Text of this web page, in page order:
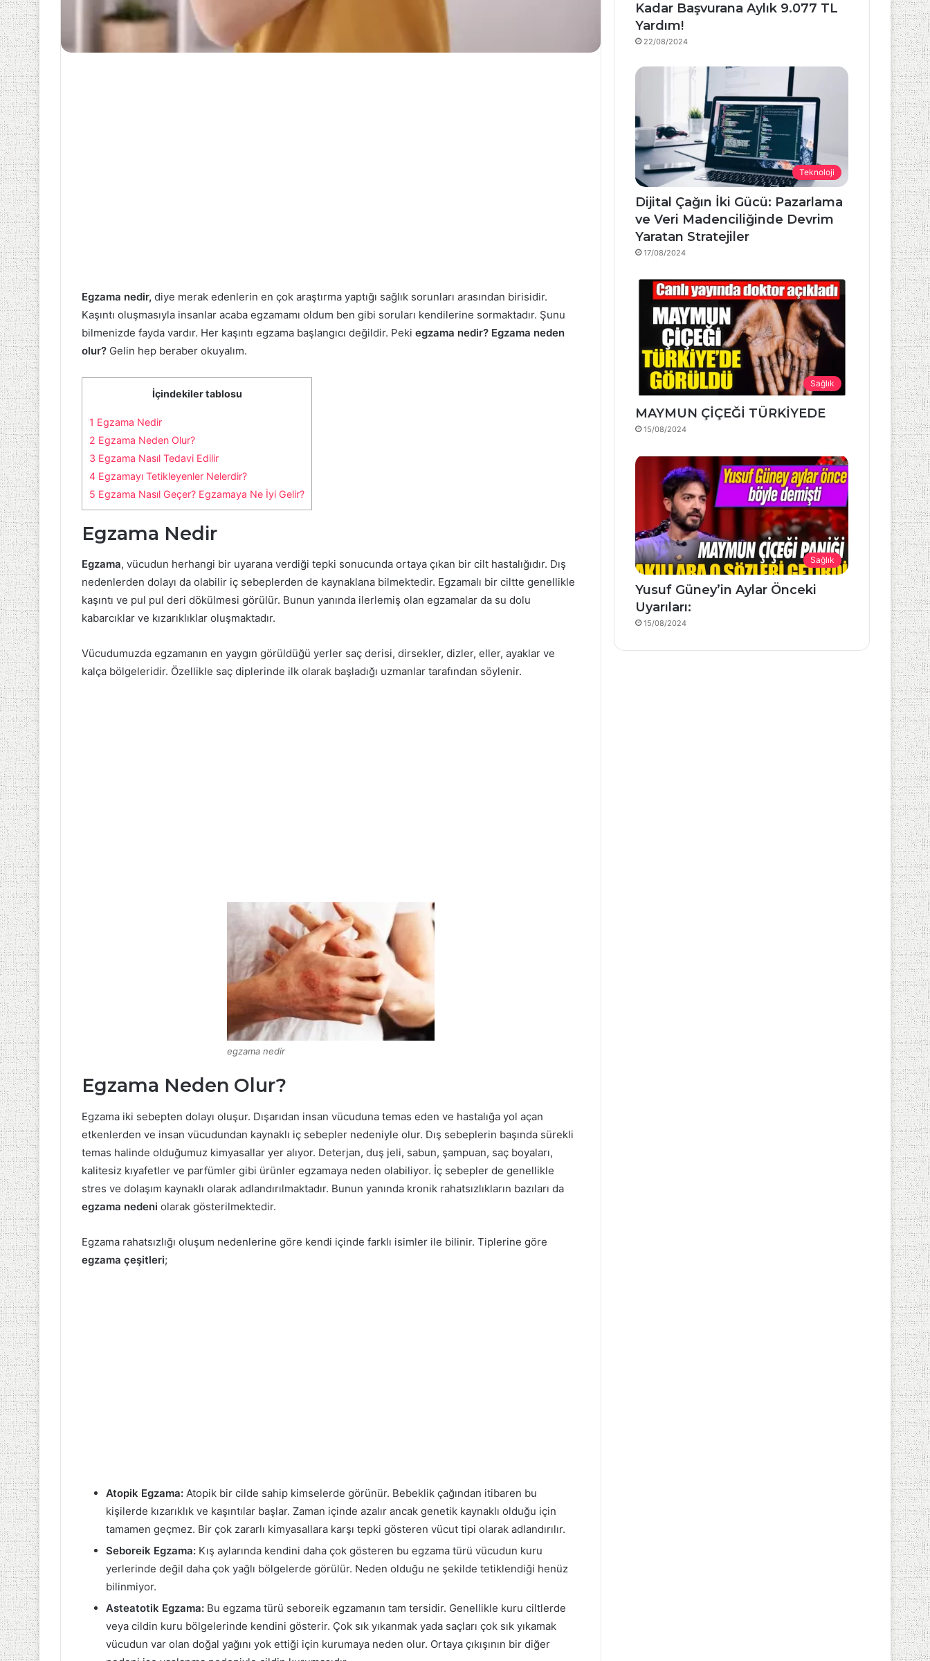
Egzama nedir, diye merak edenlerin en çok araştırma yaptığı sağlık sorunları arasından birisidir.
Kaşıntı oluşmasıyla insanlar acaba egzamamı oldum ben gibi soruları kendilerine sormaktadır. Şunu
bilmenizde fayda vardır. Her kaşıntı egzama başlangıcı değildir. Peki egzama nedir? Egzama neden
olur? Gelin hep beraber okuyalım.
İçindekiler tablosu
1 Egzama Nedir
2 Egzama Neden Olur?
3 Egzama Nasıl Tedavi Edilir
4 Egzamayı Tetikleyenler Nelerdir?
5 Egzama Nasıl Geçer? Egzamaya Ne İyi Gelir?
Egzama Nedir
Egzama, vücudun herhangi bir uyarana verdiği tepki sonucunda ortaya çıkan bir cilt hastalığıdır. Dış
nedenlerden dolayı da olabilir iç sebeplerden de kaynaklana bilmektedir. Egzamalı bir ciltte genellikle
kaşıntı ve pul pul deri dökülmesi görülür. Bunun yanında ilerlemiş olan egzamalar da su dolu
kabarcıklar ve kızarıklıklar oluşmaktadır.
Vücudumuzda egzamanın en yaygın görüldüğü yerler saç derisi, dirsekler, dizler, eller, ayaklar ve
kalça bölgeleridir. Özellikle saç diplerinde ilk olarak başladığı uzmanlar tarafından söylenir.
egzama nedir
Egzama Neden Olur?
Egzama iki sebepten dolayı oluşur. Dışarıdan insan vücuduna temas eden ve hastalığa yol açan
etkenlerden ve insan vücudundan kaynaklı iç sebepler nedeniyle olur. Dış sebeplerin başında sürekli
temas halinde olduğumuz kimyasallar yer alıyor. Deterjan, duş jeli, sabun, şampuan, saç boyaları,
kalitesiz kıyafetler ve parfümler gibi ürünler egzamaya neden olabiliyor. İç sebepler de genellikle
stres ve dolaşım kaynaklı olarak adlandırılmaktadır. Bunun yanında kronik rahatsızlıkların bazıları da
egzama nedeni olarak gösterilmektedir.
Egzama rahatsızlığı oluşum nedenlerine göre kendi içinde farklı isimler ile bilinir. Tiplerine göre
egzama çeşitleri;
Atopik Egzama: Atopik bir cilde sahip kimselerde görünür. Bebeklik çağından itibaren bu
kişilerde kızarıklık ve kaşıntılar başlar. Zaman içinde azalır ancak genetik kaynaklı olduğu için
tamamen geçmez. Bir çok zararlı kimyasallara karşı tepki gösteren vücut tipi olarak adlandırılır.
Seboreik Egzama: Kış aylarında kendini daha çok gösteren bu egzama türü vücudun kuru
yerlerinde değil daha çok yağlı bölgelerde görülür. Neden olduğu ne şekilde tetiklendiği henüz
bilinmiyor.
Asteatotik Egzama: Bu egzama türü seboreik egzamanın tam tersidir. Genellikle kuru ciltlerde
veya cildin kuru bölgelerinde kendini gösterir. Çok sık yıkanmak yada saçları çok sık yıkamak
vücudun var olan doğal yağını yok ettiği için kurumaya neden olur. Ortaya çıkışının bir diğer
Kadar Başvurana Aylık 9.077 TL
Yardım!
22/08/2024
Teknoloji
Dijital Çağın İki Gücü: Pazarlama
ve Veri Madenciliğinde Devrim
Yaratan Stratejiler
17/08/2024
Sağlık
MAYMUN ÇİÇEĞİ TÜRKİYEDE
15/08/2024
Sağlık
Yusuf Güney’in Aylar Önceki
Uyarıları:
15/08/2024